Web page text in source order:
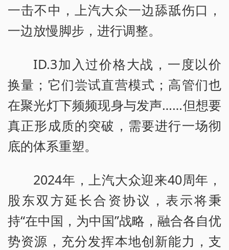
一击不中，上汽大众一边舔舐伤口，
一边放慢脚步，进行调整。
ID.3加入过价格大战，一度以价
换量；它们尝试直营模式；高管们也
在聚光灯下频频现身与发声……但想要
真正形成质的突破，需要进行一场彻
底的体系重塑。
2024年，上汽大众迎来40周年，
股东双方延长合资协议，表示将秉
持“在中国，为中国”战略，融合各自优
势资源，充分发挥本地创新能力，支